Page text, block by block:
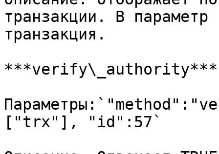
транзакции. В параметр
транзакция.
***verify\_authority***
["trx"], "id":57`